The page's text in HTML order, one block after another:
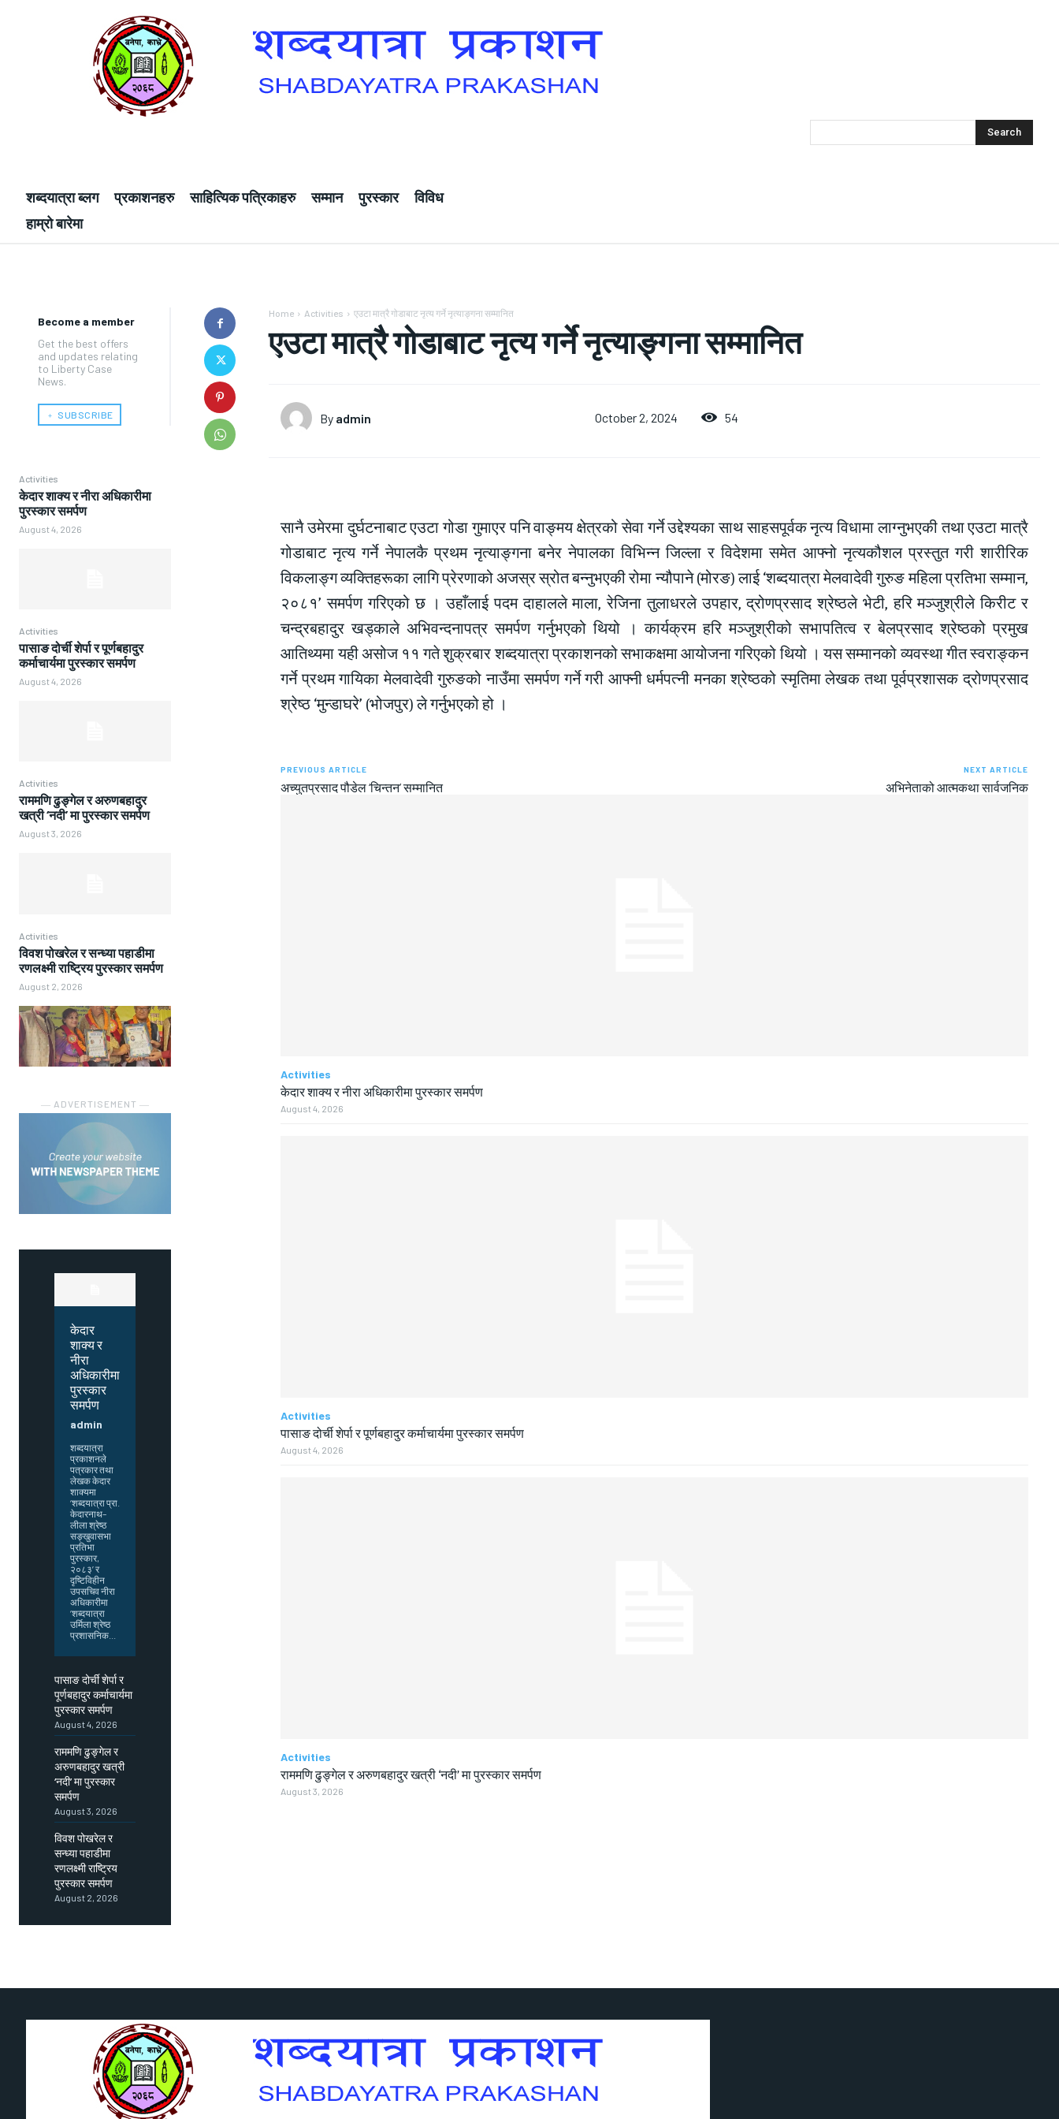
Search
शब्दयात्रा ब्लग प्रकाशनहरु साहित्यिक पत्रिकाहरु सम्मान पुरस्कार
विविध
हाम्रो बारेमा
Become a member
Get the best offers
and updates relating
to Liberty Case
News.
﹢ SUBSCRIBE
Activities
केदार शाक्य र नीरा अधिकारीमा
पुरस्कार समर्पण
August 4, 2026
Activities
पासाङ दोर्ची शेर्पा र पूर्णबहादुर
कर्माचार्यमा पुरस्कार समर्पण
August 4, 2026
Activities
राममणि ढुङ्गेल र अरुणबहादुर
खत्री ‘नदी’ मा पुरस्कार समर्पण
August 3, 2026
Activities
विवश पोखरेल र सन्ध्या पहाडीमा
रणलक्ष्मी राष्ट्रिय पुरस्कार समर्पण
August 2, 2026
― ADVERTISEMENT ―
केदार
शाक्य र
नीरा
अधिकारीमा
पुरस्कार
समर्पण
admin
शब्दयात्रा
प्रकाशनले
पत्रकार तथा
लेखक केदार
शाक्यमा
‘शब्दयात्रा प्रा.
केदारनाथ–
लीला श्रेष्ठ
सङ्खुवासभा
प्रतिभा
पुरस्कार,
२०८३’ र
दृष्टिविहीन
उपसचिव नीरा
अधिकारीमा
‘शब्दयात्रा
उर्मिला श्रेष्ठ
प्रशासनिक...
पासाङ दोर्ची शेर्पा र
पूर्णबहादुर कर्माचार्यमा
पुरस्कार समर्पण
August 4, 2026
राममणि ढुङ्गेल र
अरुणबहादुर खत्री
‘नदी’ मा पुरस्कार
समर्पण
August 3, 2026
विवश पोखरेल र
सन्ध्या पहाडीमा
रणलक्ष्मी राष्ट्रिय
पुरस्कार समर्पण
August 2, 2026
Home Activities एउटा मात्रै गोडाबाट नृत्य गर्ने नृत्याङ्गना सम्मानित
एउटा मात्रै गोडाबाट नृत्य गर्ने नृत्याङ्गना सम्मानित
By admin October 2, 2024 54
सानै उमेरमा दुर्घटनाबाट एउटा गोडा गुमाएर पनि वाङ्मय क्षेत्रको सेवा गर्ने उद्देश्यका साथ साहसपूर्वक नृत्य विधामा लाग्नुभएकी तथा एउटा मात्रै
गोडाबाट नृत्य गर्ने नेपालकै प्रथम नृत्याङ्गना बनेर नेपालका विभिन्न जिल्ला र विदेशमा समेत आफ्नो नृत्यकौशल प्रस्तुत गरी शारीरिक
विकलाङ्ग व्यक्तिहरूका लागि प्रेरणाको अजस्र स्रोत बन्नुभएकी रोमा न्यौपाने (मोरङ) लाई ‘शब्दयात्रा मेलवादेवी गुरुङ महिला प्रतिभा सम्मान,
२०८१’ समर्पण गरिएको छ । उहाँलाई पदम दाहालले माला, रेजिना तुलाधरले उपहार, द्रोणप्रसाद श्रेष्ठले भेटी, हरि मञ्जुश्रीले किरीट र
चन्द्रबहादुर खड्काले अभिवन्दनापत्र समर्पण गर्नुभएको थियो । कार्यक्रम हरि मञ्जुश्रीको सभापतित्व र बेलप्रसाद श्रेष्ठको प्रमुख
आतिथ्यमा यही असोज ११ गते शुक्रबार शब्दयात्रा प्रकाशनको सभाकक्षमा आयोजना गरिएको थियो । यस सम्मानको व्यवस्था गीत स्वराङ्कन
गर्ने प्रथम गायिका मेलवादेवी गुरुङको नाउँमा समर्पण गर्ने गरी आफ्नी धर्मपत्नी मनका श्रेष्ठको स्मृतिमा लेखक तथा पूर्वप्रशासक द्रोणप्रसाद
श्रेष्ठ ‘मुन्डाघरे’ (भोजपुर) ले गर्नुभएको हो ।
PREVIOUS ARTICLE
अच्युतप्रसाद पौडेल ‘चिन्तन’ सम्मानित
NEXT ARTICLE
अभिनेताको आत्मकथा सार्वजनिक
Activities
केदार शाक्य र नीरा अधिकारीमा पुरस्कार समर्पण
August 4, 2026
Activities
पासाङ दोर्ची शेर्पा र पूर्णबहादुर कर्माचार्यमा पुरस्कार समर्पण
August 4, 2026
Activities
राममणि ढुङ्गेल र अरुणबहादुर खत्री ‘नदी’ मा पुरस्कार समर्पण
August 3, 2026